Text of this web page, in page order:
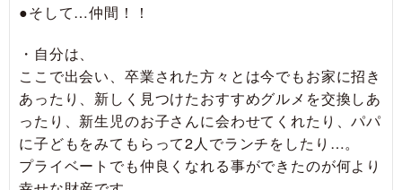
●そして…仲間！！
・自分は、
ここで出会い、卒業された方々とは今でもお家に招き
あったり、新しく見つけたおすすめグルメを交換しあ
ったり、新生児のお子さんに会わせてくれたり、パパ
に子どもをみてもらって2人でランチをしたり…。
プライベートでも仲良くなれる事ができたのが何より